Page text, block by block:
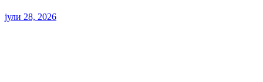
јули 28, 2026